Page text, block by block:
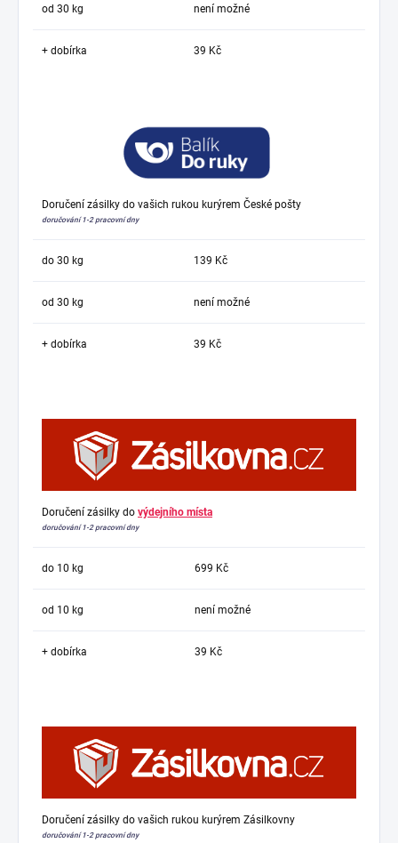
od 30 kg není možné
+ dobírka 39 Kč
Doručení zásilky do vašich rukou kurýrem České pošty
doručování 1-2 pracovní dny
do 30 kg 139 Kč
od 30 kg není možné
+ dobírka 39 Kč
Doručení zásilky do výdejního místa
doručování 1-2 pracovní dny
do 10 kg 699 Kč
od 10 kg není možné
+ dobírka 39 Kč
Doručení zásilky do vašich rukou kurýrem Zásilkovny
doručování 1-2 pracovní dny